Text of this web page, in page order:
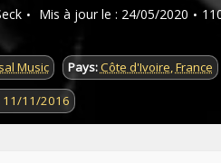
Mis à jour le : 24/05/2020
Music Pays:Côte d'Ivoire,France
11/11/2016